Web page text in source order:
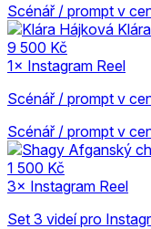
Scénář / prompt v
9 500 Kč
1× Instagram Reel
Scénář / prompt v
Scénář / prompt v
1 500 Kč
3× Instagram Reel
Set 3 videí pro